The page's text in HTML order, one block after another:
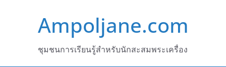
Ampoljane.com
ชุมชนการเรียนรู้สำหรับนักสะสมพระเครื่อง